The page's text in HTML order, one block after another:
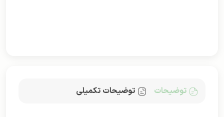
توضیحات توضیحات تکمیلی